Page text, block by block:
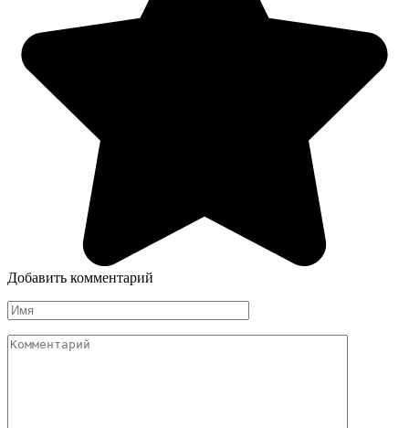
Добавить комментарий
Имя
Комментарий